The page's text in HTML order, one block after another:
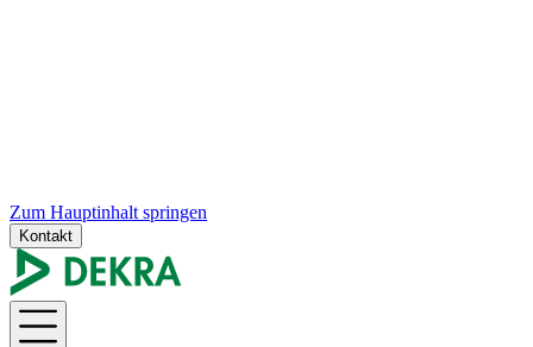
Zum Hauptinhalt springen
Kontakt